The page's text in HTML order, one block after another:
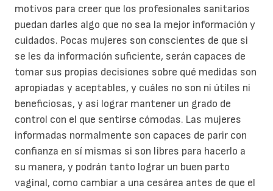
motivos para creer que los profesionales sanitarios
puedan darles algo que no sea la mejor información y
cuidados. Pocas mujeres son conscientes de que si
se les da información suficiente, serán capaces de
tomar sus propias decisiones sobre qué medidas son
apropiadas y aceptables, y cuáles no son ni útiles ni
beneficiosas, y así lograr mantener un grado de
control con el que sentirse cómodas. Las mujeres
informadas normalmente son capaces de parir con
confianza en sí mismas si son libres para hacerlo a
su manera, y podrán tanto lograr un buen parto
vaginal, como cambiar a una cesárea antes de que el